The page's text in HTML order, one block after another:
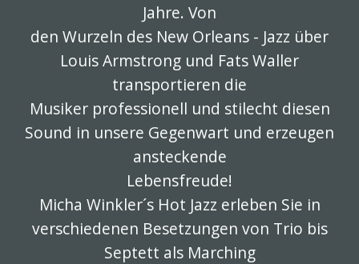
Jahre. Von
den Wurzeln des New Orleans - Jazz über
Louis Armstrong und Fats Waller
transportieren die
Musiker professionell und stilecht diesen
Sound in unsere Gegenwart und erzeugen
ansteckende
Lebensfreude!
Micha Winkler´s Hot Jazz erleben Sie in
verschiedenen Besetzungen von Trio bis
Septett als Marching